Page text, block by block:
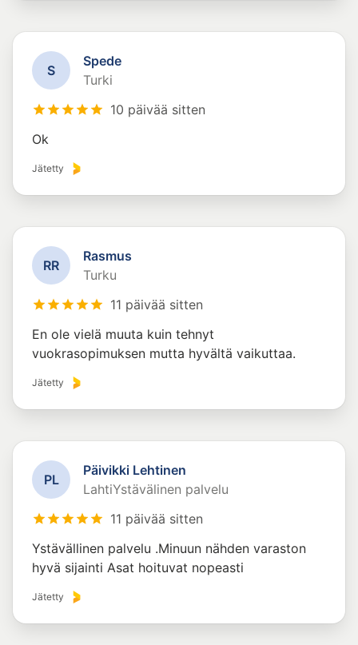
S
Spede
Turki
10 päivää sitten
Ok
Jätetty
RR
Rasmus
Turku
11 päivää sitten
En ole vielä muuta kuin tehnyt
vuokrasopimuksen mutta hyvältä vaikuttaa.
Jätetty
PL
Päivikki Lehtinen
LahtiYstävälinen palvelu
11 päivää sitten
Ystävällinen palvelu .Minuun nähden varaston
hyvä sijainti Asat hoituvat nopeasti
Jätetty